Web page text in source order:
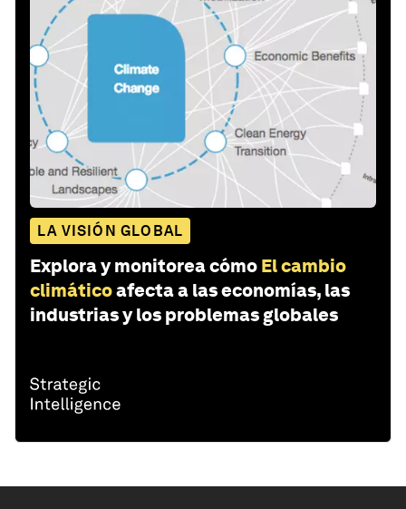
LA VISIÓN GLOBAL
Explora y monitorea cómo El cambio
climáticoafecta a las economías, las
industrias y los problemas globales